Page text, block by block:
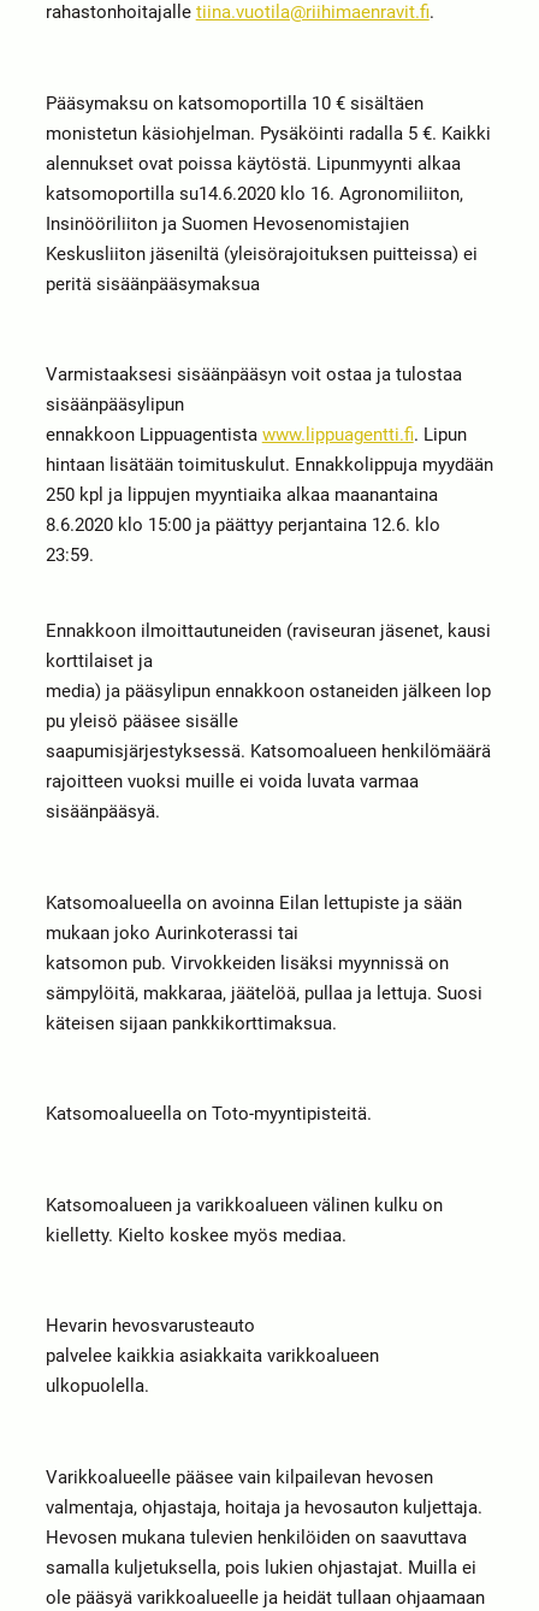
rahastonhoitajalle tiina.vuotila@riihimaenravit.fi.
Pääsymaksu on katsomoportilla 10 € sisältäen
monistetun käsiohjelman. Pysäköinti radalla 5 €. Kaikki
alennukset ovat poissa käytöstä. Lipunmyynti alkaa
katsomoportilla su14.6.2020 klo 16. Agronomiliiton,
Insinööriliiton ja Suomen Hevosenomistajien
Keskusliiton jäseniltä (yleisörajoituksen puitteissa) ei
peritä sisäänpääsymaksua
Varmistaaksesi sisäänpääsyn voit ostaa ja tulostaa
sisäänpääsylipun
ennakkoon Lippuagentista www.lippuagentti.fi. Lipun
hintaan lisätään toimituskulut. Ennakkolippuja myydään
250 kpl ja lippujen myyntiaika alkaa maanantaina
8.6.2020 klo 15:00 ja päättyy perjantaina 12.6. klo
23:59.
Ennakkoon ilmoittautuneiden (raviseuran jäsenet, kausi
korttilaiset ja
media) ja pääsylipun ennakkoon ostaneiden jälkeen lop
pu yleisö pääsee sisälle
saapumisjärjestyksessä. Katsomoalueen henkilömäärä
rajoitteen vuoksi muille ei voida luvata varmaa
sisäänpääsyä.
Katsomoalueella on avoinna Eilan lettupiste ja sään
mukaan joko Aurinkoterassi tai
katsomon pub. Virvokkeiden lisäksi myynnissä on
sämpylöitä, makkaraa, jäätelöä, pullaa ja lettuja. Suosi
käteisen sijaan pankkikorttimaksua.
Katsomoalueella on Toto-myyntipisteitä.
Katsomoalueen ja varikkoalueen välinen kulku on
kielletty. Kielto koskee myös mediaa.
Hevarin hevosvarusteauto
palvelee kaikkia asiakkaita varikkoalueen
ulkopuolella.
Varikkoalueelle pääsee vain kilpailevan hevosen
valmentaja, ohjastaja, hoitaja ja hevosauton kuljettaja.
Hevosen mukana tulevien henkilöiden on saavuttava
samalla kuljetuksella, pois lukien ohjastajat. Muilla ei
ole pääsyä varikkoalueelle ja heidät tullaan ohjaamaan